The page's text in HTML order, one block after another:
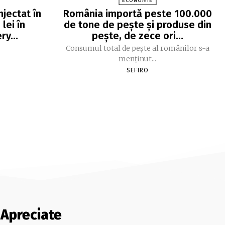
în
lei în
România importă peste 100.000
de tone de peşte şi produse din
peşte, de zece ori…
Consumul total de peşte al ro­mâ­nilor s-a
menţinut...
SEFIRO
Apreciate